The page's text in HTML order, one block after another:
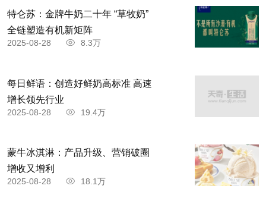
特仑苏：金牌牛奶二十年 “草牧奶”
全链塑造有机新矩阵
2025-08-28 8.3万
每日鲜语：创造好鲜奶高标准 高速
增长领先行业
2025-08-28 19.4万
蒙牛冰淇淋：产品升级、营销破圈
增收又增利
2025-08-28 18.1万